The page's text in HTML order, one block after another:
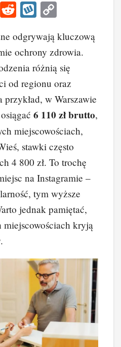
Li
R
d
di
t
W
o
p
p
y
Li
n
k
odgrywają kluczową
ochrony zdrowia.
różnią się
od regionu oraz
w Warszawie
6 110 zł brutto,
miejscowościach,
stawki często
4 800 zł. To trochę
na Instagramie –
tym wyższe
jednak pamiętać,
miejscowościach kryją